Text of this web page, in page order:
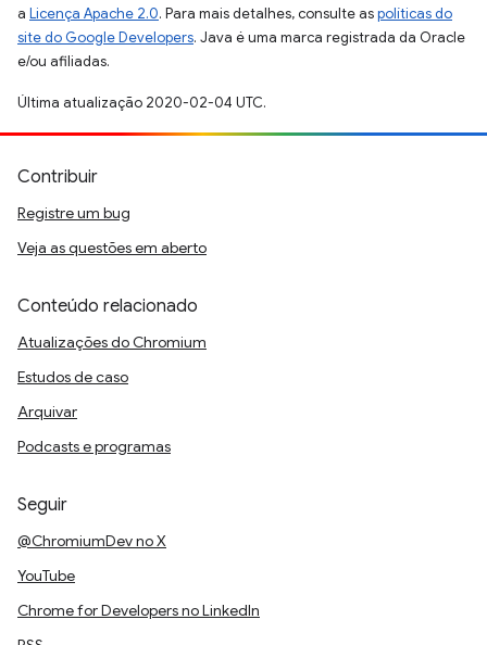
a Licença Apache 2.0. Para mais detalhes, consulte aspolíticas do
site do Google Developers. Java é uma marca registrada da Oracle
e/ou afiliadas.
Última atualização 2020-02-04 UTC.
Contribuir
Registre um bug
Veja as questões em aberto
Conteúdo relacionado
Atualizações do Chromium
Estudos de caso
Arquivar
Podcasts e programas
Seguir
@ChromiumDev no X
YouTube
Chrome for Developers no LinkedIn